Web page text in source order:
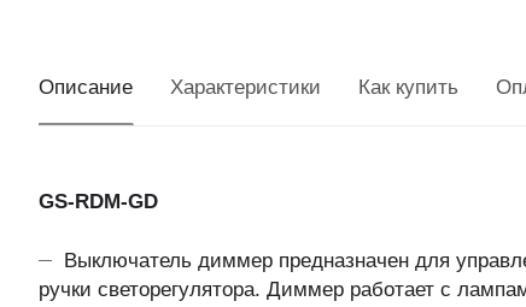
Описание Характеристики Как купить
GS-RDM-GD
Выключатель диммер предназначен для
ручки светорегулятора. Диммер работает с